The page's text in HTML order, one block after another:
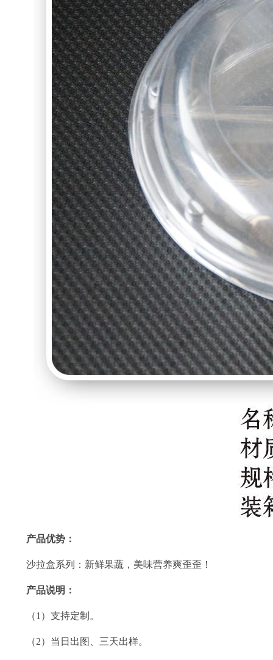
产品优势：
沙拉盒系列： 新鲜果蔬，美味营养爽歪歪 ！
产品说明：
（1）支持定制。
（2）当日出图、三天出样。